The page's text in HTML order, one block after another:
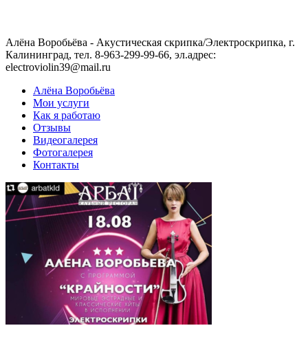
Алёна Воробьёва - Акустическая скрипка/Электроскрипка, г.
Калининград, тел. 8-963-299-99-66, эл.адрес:
electroviolin39@mail.ru
Алёна Воробьёва
Мои услуги
Как я работаю
Отзывы
Видеогалерея
Фотогалерея
Контакты